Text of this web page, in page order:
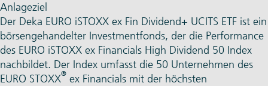
Anlageziel
Der Deka EURO iSTOXX ex Fin Dividend+ UCITS ETF ist ein
börsengehandelter Investmentfonds, der die Performance
des EURO iSTOXX ex Financials High Dividend 50 Index
nachbildet. Der Index umfasst die 50 Unternehmen des
EURO STOXX® ex Financials mit der höchsten